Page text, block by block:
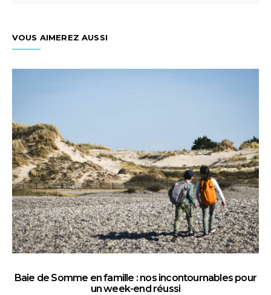
VOUS AIMEREZ AUSSI
Baie de Somme en famille : nos incontournables pour
un week-end réussi